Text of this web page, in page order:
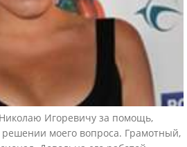
Игоревичу за помощь,
моего вопроса. Грамотный,